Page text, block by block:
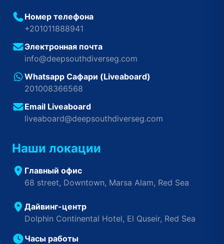
Номер телефона
+201011888941
Электронная почта
info@deepsouthdiverseg.com
Whatsapp Сафари (Liveaboard)
201008366568
Email Liveaboard
liveaboard@deepsouthdiverseg.com
Наши локации
Главный офис
68 street, Downtown, Marsa Alam, Red Sea
Дайвинг-центр
Dolphin Continental Hotel, El Quseir, Red Sea
Часы работы